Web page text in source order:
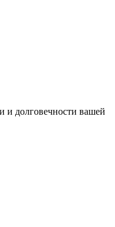
и долговечности вашей